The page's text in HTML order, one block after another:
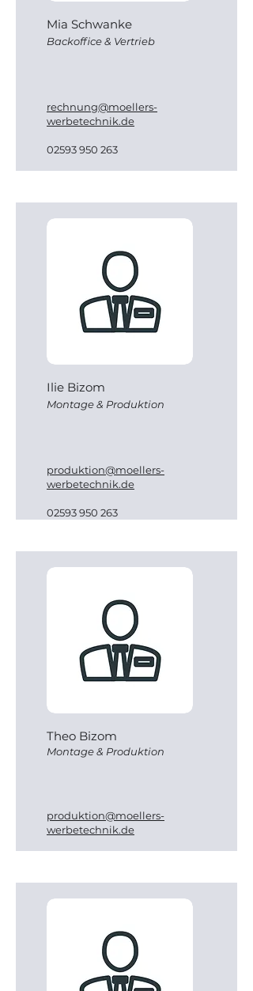
Mia Schwanke
Backoffice & Vertrieb
rechnung@moellers-
werbetechnik.de
02593 950 263
Ilie Bizom
Montage & Produktion
produktion@moellers-
werbetechnik.de
02593 950 263
Theo Bizom
Montage & Produktion
produktion@moellers-
werbetechnik.de